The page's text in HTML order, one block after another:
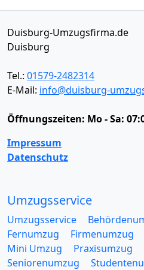
Duisburg-Umzugsfirma.de
Duisburg
Tel.: 01579-2482314
E-Mail: info@duisburg-
Öffnungszeiten: Mo - Sa:
Impressum
Datenschutz
Umzugsservice
Umzugsservice
Fernumzug
Firmenumzug
Mini Umzug
Praxisumzug
Seniorenumzug